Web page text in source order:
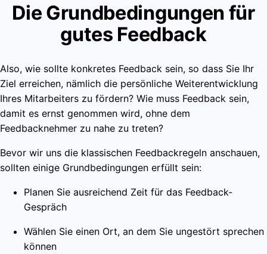
Die Grundbedingungen für
gutes Feedback
Also, wie sollte konkretes Feedback sein, so dass Sie Ihr
Ziel erreichen, nämlich die persönliche Weiterentwicklung
Ihres Mitarbeiters zu fördern? Wie muss Feedback sein,
damit es ernst genommen wird, ohne dem
Feedbacknehmer zu nahe zu treten?
Bevor wir uns die klassischen Feedbackregeln anschauen,
sollten einige Grundbedingungen erfüllt sein:
Planen Sie ausreichend Zeit für das Feedback-
Gespräch
Wählen Sie einen Ort, an dem Sie ungestört sprechen
können